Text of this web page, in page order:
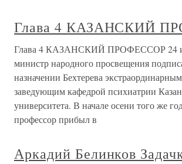
Глава 4 КАЗАНСКИЙ
Глава 4 КАЗАНСКИЙ ПРОФЕССОР 24
министр народного просвещения
назначении Бехтерева
заведующим кафедрой психиатрии
университета. В начале осени того же
профессор прибыл в
Аркадий Белинков